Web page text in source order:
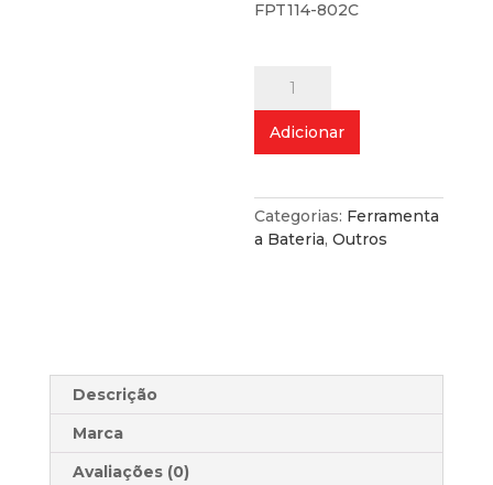
FPT114-802C
Roscadora
M18
Adicionar
Categorias: Ferramenta
a Bateria,Outros
Descrição
Marca
Avaliações (0)